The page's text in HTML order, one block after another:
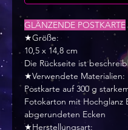
GLÄNZENDE POSTKARTE
★Größe:
10,5 x 14,8 cm
Die Rückseite ist
★Verwendete Materialien:
Postkarte auf 300 g
Fotokarton mit Hochglanz
abgerundeten Ecken
★Herstellungsart: